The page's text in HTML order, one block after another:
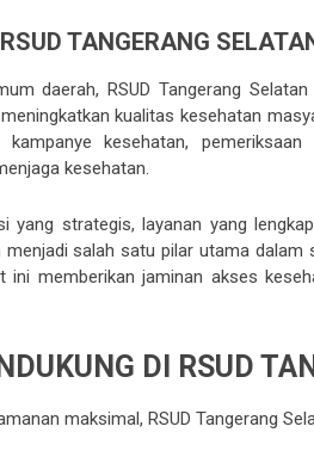
TANGERANG
daerah, RSUD Tangerang
kualitas kesehatan
kampanye kesehatan,
kesehatan.
yang strategis, layanan yang
salah satu pilar utama dalam
ini memberikan jaminan akses
DI RSUD
maksimal, RSUD Tangerang